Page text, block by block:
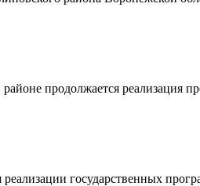
продолжается реализация
государственных